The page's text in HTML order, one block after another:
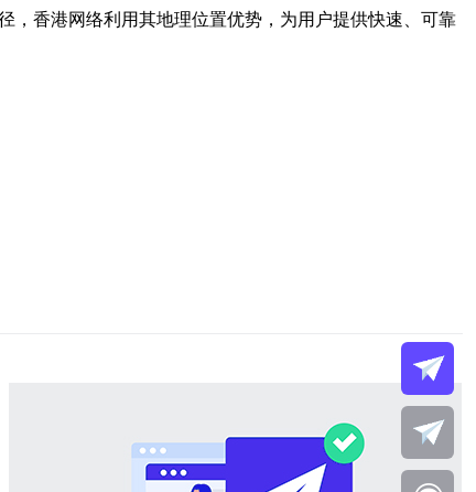
，香港网络利用其地理位置优势，为用户提供快速、可靠